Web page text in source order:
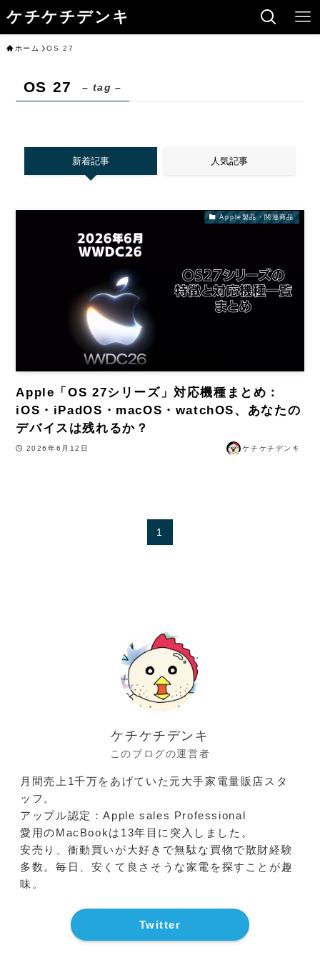
ケチケチデンキ
ホーム OS 27
OS 27 – tag –
新着記事 人気記事
Apple製品・関連商品
Apple「OS 27シリーズ」対応機種まとめ：
iOS・iPadOS・macOS・watchOS、あなたの
デバイスは残れるか？
2026年6月12日 ケチケチデンキ
1
ケチケチデンキ
このブログの運営者
月間売上1千万をあげていた元大手家電量販店スタ
ッフ。
アップル認定：Apple sales Professional
愛用のMacBookは13年目に突入しました。
安売り、衝動買いが大好きで無駄な買物で散財経験
多数。毎日、安くて良さそうな家電を探すことが趣
味。
Twitter